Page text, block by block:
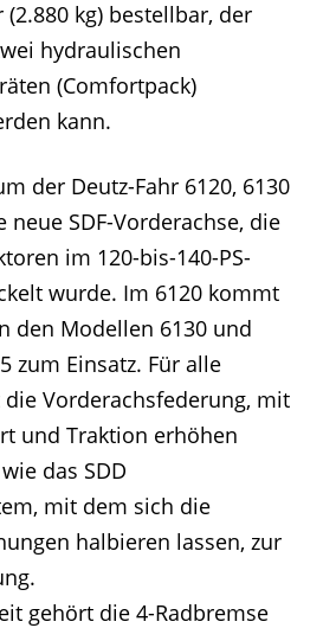
kg) bestellbar, der
hydraulischen
(Comfortpack)
kann.
der Deutz-Fahr 6120, 6130
neue SDF-Vorderachse, die
im 120-bis-140-PS-
wurde. Im 6120 kommt
den Modellen 6130 und
zum Einsatz. Für alle
Vorderachsfederung, mit
und Traktion erhöhen
das SDD
mit dem sich die
halbieren lassen, zur
gehört die 4-Radbremse